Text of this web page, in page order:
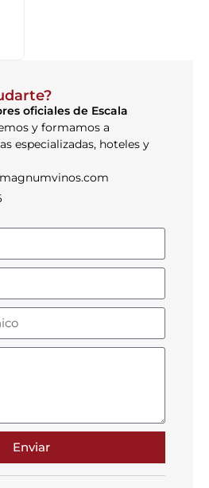
oficiales de Escala
y formamos a
especializadas, hoteles y
Enviar